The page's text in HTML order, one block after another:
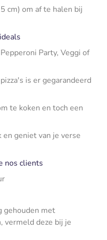
cm) om af te halen bij
Party, Veggi of
is er gegarandeerd
te koken en toch een
geniet van je verse
nos clients
gehouden met
vermeld deze bij je